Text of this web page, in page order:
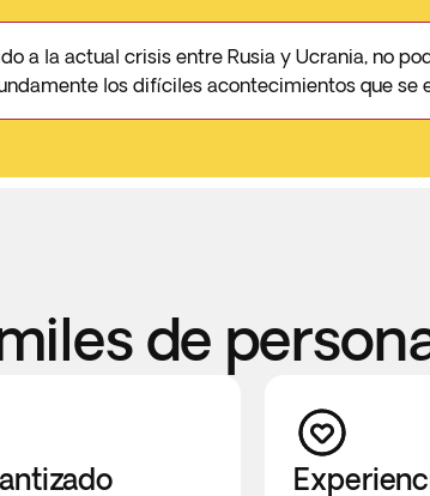
a la actual crisis entre Rusia y Ucrania, no
los difíciles acontecimientos que se
de